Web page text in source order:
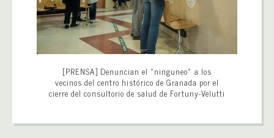
[PRENSA] Denuncian el «ninguneo» a los
vecinos del centro histórico de Granada por el
cierre del consultorio de salud de Fortuny-Velutti